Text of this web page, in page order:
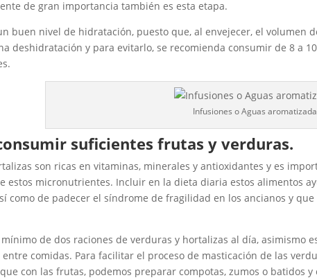
de gran importancia también es esta etapa.
buen nivel de hidratación, puesto que, al envejecer, el volumen
deshidratación y para evitarlo, se recomienda consumir de 8 a
Infusiones o Aguas
suficientes frutas y verduras.
son ricas en vitaminas, minerales y antioxidantes y es
estos micronutrientes. Incluir en la dieta diaria estos alimentos
como de padecer el síndrome de fragilidad en los ancianos y
de dos raciones de verduras y hortalizas al día,
comidas. Para facilitar el proceso de masticación de las
con las frutas, podemos preparar compotas, zumos o batidos